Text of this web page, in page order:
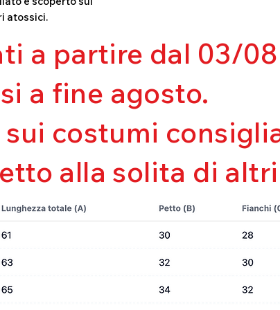
atossici.
Bielastico
a partire dal 03/
a fine agosto.
costumi
alla solita di